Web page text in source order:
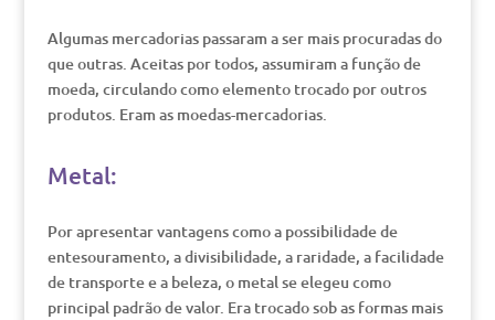
Algumas mercadorias passaram a ser mais procuradas do
que outras. Aceitas por todos, assumiram a função de
moeda, circulando como elemento trocado por outros
produtos. Eram as moedas-mercadorias.
Metal:
Por apresentar vantagens como a possibilidade de
entesouramento, a divisibilidade, a raridade, a facilidade
de transporte e a beleza, o metal se elegeu como
principal padrão de valor. Era trocado sob as formas mais